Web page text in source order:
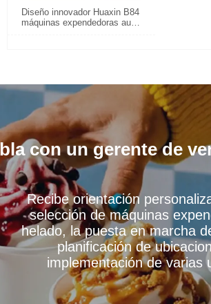
Diseño innovador Huaxin B84
máquinas expendedoras auto
con un gerente de
Recibe orientación
selección de máquinas
helado, la puesta en marcha
planificación de
implementación de varias